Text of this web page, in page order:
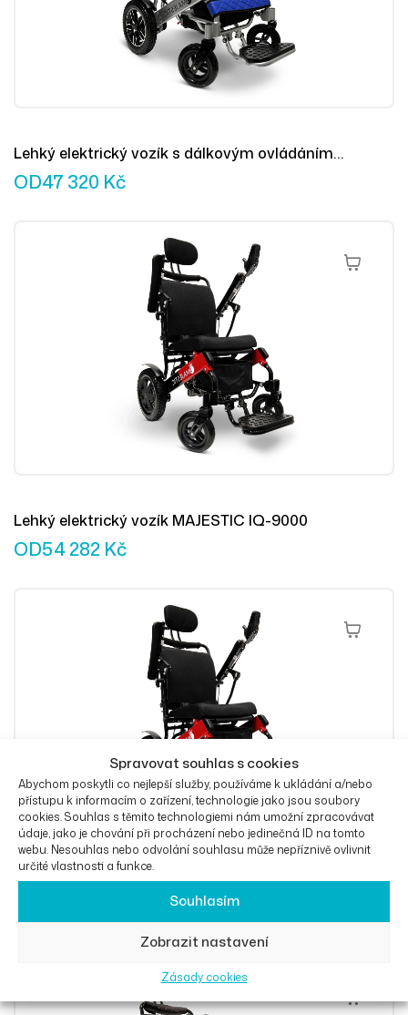
Spravovat souhlas s cookies
Abychom poskytli co nejlepší služby, používáme k ukládání a/nebo
přístupu k informacím o zařízení, technologie jako jsou soubory
cookies. Souhlas s těmito technologiemi nám umožní zpracovávat
údaje, jako je chování při procházení nebo jedinečná ID na tomto
webu. Nesouhlas nebo odvolání souhlasu může nepříznivě ovlivnit
určité vlastnosti a funkce.
Souhlasím
Zobrazit nastavení
Zásady cookies
Lehký elektrický vozík s dálkovým ovládáním
MAJESTIC IQ-8000
OD47 320 Kč
Výběr
Lehký elektrický vozík MAJESTIC IQ-9000
OD54 282 Kč
Výběr
Elektrický vozík s auto-sklápěním opěradla
OD57 763Kč